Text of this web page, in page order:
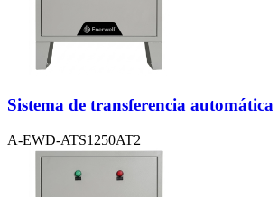
Sistema de transferencia automática
A-EWD-ATS1250AT2